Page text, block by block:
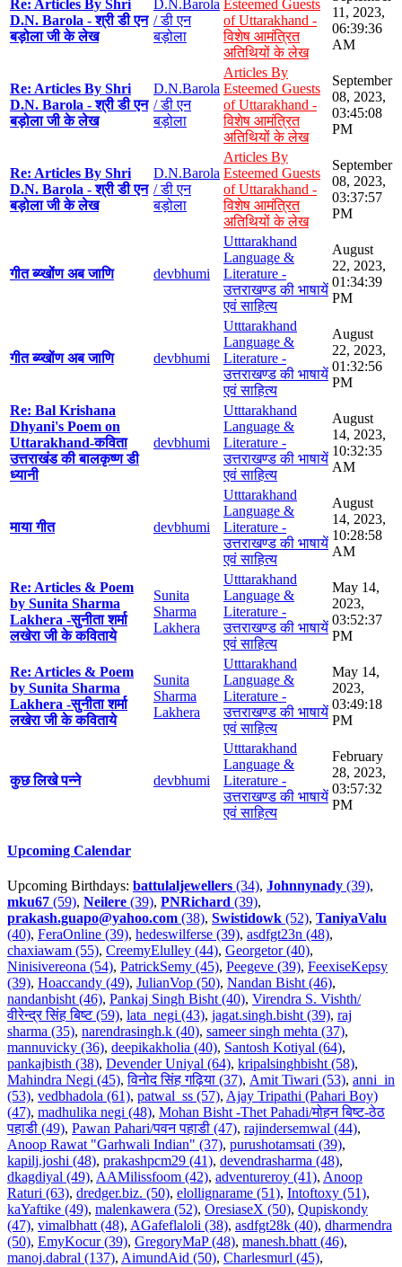
Re: Articles By Shri
D.N. Barola - श्री डी एन
बड़ोला जी के लेख
D.N.Barola
/ डी एन
बड़ोला
Esteemed Guests
of Uttarakhand -
विशेष आमंत्रित
अतिथियों के लेख
11, 2023,
06:39:36
AM
Re: Articles By Shri
D.N. Barola - श्री डी एन
बड़ोला जी के लेख
D.N.Barola
/ डी एन
बड़ोला
Articles By
Esteemed Guests
of Uttarakhand -
विशेष आमंत्रित
अतिथियों के लेख
September
08, 2023,
03:45:08
PM
Re: Articles By Shri
D.N. Barola - श्री डी एन
बड़ोला जी के लेख
D.N.Barola
/ डी एन
बड़ोला
Articles By
Esteemed Guests
of Uttarakhand -
विशेष आमंत्रित
अतिथियों के लेख
September
08, 2023,
03:37:57
PM
गीत ब्य्खोंण अब जाणि devbhumi
Utttarakhand
Language &
Literature -
उत्तराखण्ड की भाषायें
एवं साहित्य
August
22, 2023,
01:34:39
PM
गीत ब्य्खोंण अब जाणि devbhumi
Utttarakhand
Language &
Literature -
उत्तराखण्ड की भाषायें
एवं साहित्य
August
22, 2023,
01:32:56
PM
Re: Bal Krishana
Dhyani's Poem on
Uttarakhand-कविता
उत्तराखंड की बालकृष्ण डी
ध्यानी
devbhumi
Utttarakhand
Language &
Literature -
उत्तराखण्ड की भाषायें
एवं साहित्य
August
14, 2023,
10:32:35
AM
माया गीत devbhumi
Utttarakhand
Language &
Literature -
उत्तराखण्ड की भाषायें
एवं साहित्य
August
14, 2023,
10:28:58
AM
Re: Articles & Poem
by Sunita Sharma
Lakhera -सुनीता शर्मा
लखेरा जी के कविताये
Sunita
Sharma
Lakhera
Utttarakhand
Language &
Literature -
उत्तराखण्ड की भाषायें
एवं साहित्य
May 14,
2023,
03:52:37
PM
Re: Articles & Poem
by Sunita Sharma
Lakhera -सुनीता शर्मा
लखेरा जी के कविताये
Sunita
Sharma
Lakhera
Utttarakhand
Language &
Literature -
उत्तराखण्ड की भाषायें
एवं साहित्य
May 14,
2023,
03:49:18
PM
कुछ लिखे पन्ने devbhumi
Utttarakhand
Language &
Literature -
उत्तराखण्ड की भाषायें
एवं साहित्य
February
28, 2023,
03:57:32
PM
Upcoming Calendar
Upcoming Birthdays: battulaljewellers (34), Johnnynady (39),
mku67 (59), Neilere (39), PNRichard (39),
prakash.guapo@yahoo.com (38), Swistidowk (52), TaniyaValu
(40), FeraOnline (39), hedeswilferse (39), asdfgt23n (48),
chaxiawam (55), CreemyElulley (44), Georgetor (40),
Ninisivereona (54), PatrickSemy (45), Peegeve (39), FeexiseKepsy
(39), Hoaccandy (49), JulianVop (50), Nandan Bisht (46),
nandanbisht (46), Pankaj Singh Bisht (40), Virendra S. Vishth/
वीरेन्द्र सिंह बिष्ट (59), lata_negi (43), jagat.singh.bisht (39), raj
sharma (35), narendrasingh.k (40), sameer singh mehta (37),
mannuvicky (36), deepikakholia (40), Santosh Kotiyal (64),
pankajbisth (38), Devender Uniyal (64), kripalsinghbisht (58),
Mahindra Negi (45),विनोद सिंह गढ़िया (37), Amit Tiwari (53), anni_in
(53), vedbhadola (61), patwal_ss (57), Ajay Tripathi (Pahari Boy)
(47), madhulika negi (48), Mohan Bisht -Thet Pahadi/मोहन बिष्ट-ठेठ
पहाडी (49), Pawan Pahari/पवन पहाडी (47), rajindersemwal (44),
Anoop Rawat "Garhwali Indian" (37), purushotamsati (39),
kapilj.joshi (48), prakashpcm29 (41), devendrasharma (48),
dkagdiyal (49), AAMilissfoom (42), adventureroy (41), Anoop
Raturi (63), dredger.biz. (50), elollignarame (51), Intoftoxy (51),
kaYaftike (49), malenkawera (52), OresiaseX (50), Qupiskondy
(47), vimalbhatt (48), AGafeflaloli (38), asdfgt28k (40), dharmendra
(50), EmyKocur (39), GregoryMaP (48), manesh.bhatt (46),
manoj.dabral (137), AimundAid (50), Charlesmurl (45),